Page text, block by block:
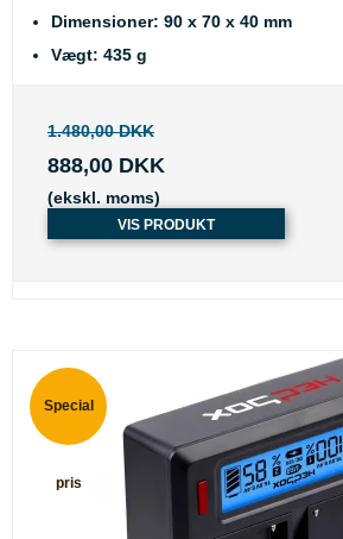
Dimensioner: 90 x 70 x 40 mm
Vægt: 435 g
1.480,00 DKK
888,00 DKK
(ekskl. moms)
VIS PRODUKT
Special
pris